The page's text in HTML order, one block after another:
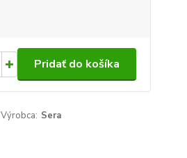
Pridať do košíka
Výrobca: Sera